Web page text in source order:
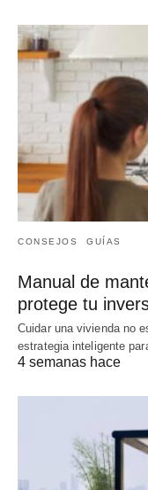
CONSEJOS GUÍAS
Manual de
protege tu
Cuidar una vivienda no
estrategia inteligente
4 semanas hace